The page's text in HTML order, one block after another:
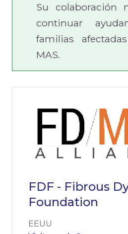
Su colaboración
continuar
familias
MAS.
FDF - Fibrous
Foundation
EEUU